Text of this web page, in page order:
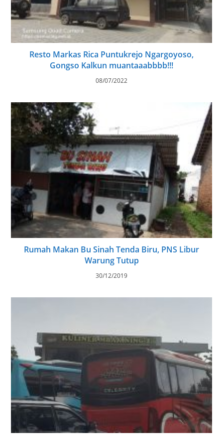
Resto Markas Rica Puntukrejo Ngargoyoso,
Gongso Kalkun muantaaabbbb!!!
08/07/2022
Rumah Makan Bu Sinah Tenda Biru, PNS Libur
Warung Tutup
30/12/2019